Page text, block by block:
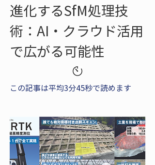
進化するSfM処理技
術：AI・クラウド活用
で広がる可能性
この記事は平均3分45秒で読めます